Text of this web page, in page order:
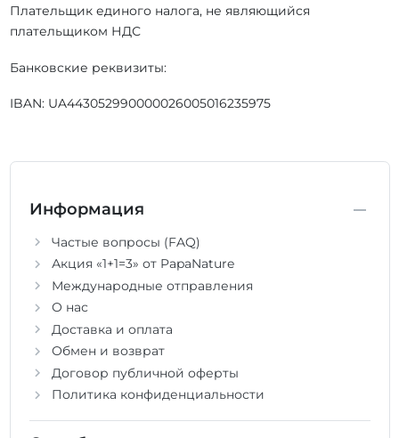
Плательщик единого налога, не являющийся
плательщиком НДС
Банковские реквизиты:
IBAN: UA443052990000026005016235975
Информация
Частые вопросы (FAQ)
Акция «1+1=3» от PapaNature
Международные отправления
О нас
Доставка и оплата
Обмен и возврат
Договор публичной оферты
Политика конфиденциальности